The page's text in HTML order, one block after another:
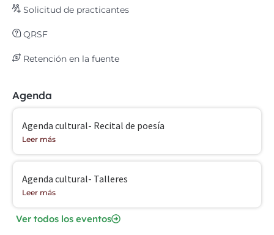
Solicitud de practicantes
QRSF
Retención en la fuente
Agenda
Agenda cultural- Recital de poesía
Leer más
Agenda cultural- Talleres
Leer más
Ver todos los eventos